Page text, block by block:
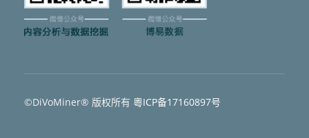
©DiVoMiner® 版权所有 粵ICP备17160897号